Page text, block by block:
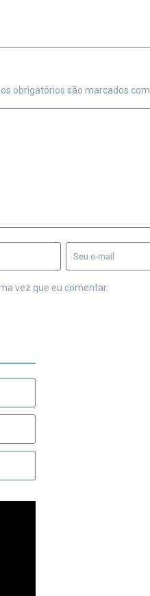
obrigatórios são marcados com
vez que eu comentar.